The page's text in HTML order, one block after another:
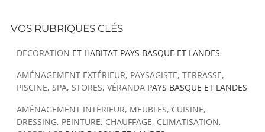
VOS RUBRIQUES CLÉS
DÉCORATION ET HABITAT PAYS BASQUE ET LANDES
AMÉNAGEMENT EXTÉRIEUR, PAYSAGISTE, TERRASSE,
PISCINE, SPA, STORES, VÉRANDA PAYS BASQUE ET LANDES
AMÉNAGEMENT INTÉRIEUR, MEUBLES, CUISINE,
DRESSING, PEINTURE, CHAUFFAGE, CLIMATISATION,